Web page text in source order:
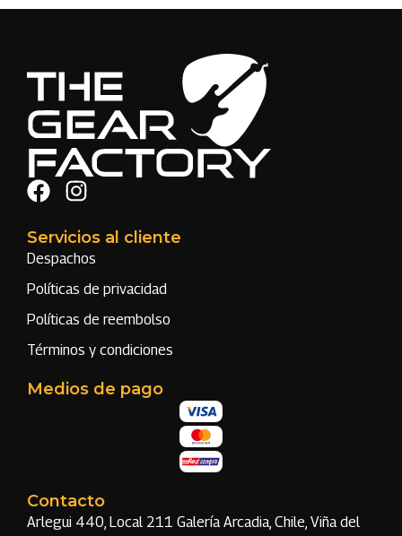
Servicios al cliente
Despachos
Políticas de privacidad
Políticas de reembolso
Términos y condiciones
Medios de pago
Contacto
Arlegui 440, Local 211 Galería Arcadia, Chile, Viña del